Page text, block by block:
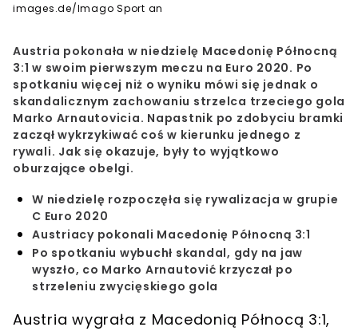
images.de/Imago Sport an
Austria pokonała w niedzielę Macedonię Północną
3:1 w swoim pierwszym meczu na Euro 2020. Po
spotkaniu więcej niż o wyniku mówi się jednak o
skandalicznym zachowaniu strzelca trzeciego gola
Marko Arnautovicia. Napastnik po zdobyciu bramki
zaczął wykrzykiwać coś w kierunku jednego z
rywali. Jak się okazuje, były to wyjątkowo
oburzające obelgi.
W niedzielę rozpoczęła się rywalizacja w grupie
C Euro 2020
Austriacy pokonali Macedonię Północną 3:1
Po spotkaniu wybuchł skandal, gdy na jaw
wyszło, co Marko Arnautović krzyczał po
strzeleniu zwycięskiego gola
Austria wygrała z Macedonią Północą 3:1,